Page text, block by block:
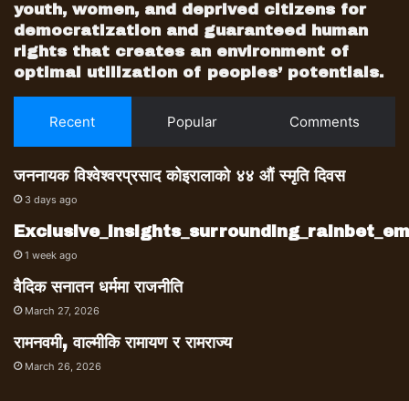
youth, women, and deprived citizens for
democratization and guaranteed human
rights that creates an environment of
optimal utilization of peoples’ potentials.
Recent Popular Comments
जननायक विश्वेश्वरप्रसाद कोइरालाको ४४ औं स्मृति दिवस
3 days ago
1 week ago
वैदिक सनातन धर्ममा राजनीति
March 27, 2026
रामनवमी, वाल्मीकि रामायण र रामराज्य
March 26, 2026